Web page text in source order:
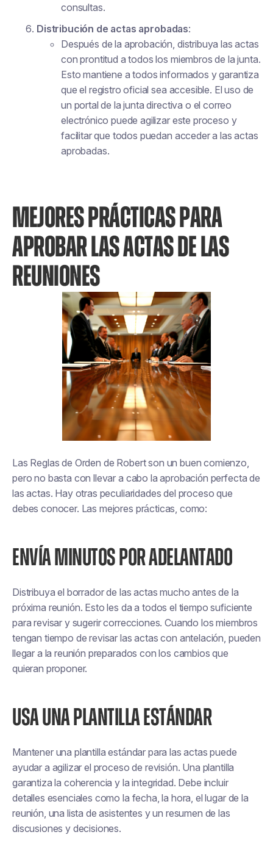
consultas.
Distribución de actas aprobadas:
Después de la aprobación, distribuya las actas
con prontitud a todos los miembros de la junta.
Esto mantiene a todos informados y garantiza
que el registro oficial sea accesible. El uso de
un portal de la junta directiva o el correo
electrónico puede agilizar este proceso y
facilitar que todos puedan acceder a las actas
aprobadas.
MEJORES PRÁCTICAS PARA
APROBAR LAS ACTAS DE LAS
REUNIONES
Las Reglas de Orden de Robert son un buen comienzo,
pero no basta con llevar a cabo la aprobación perfecta de
las actas. Hay otras peculiaridades del proceso que
debes conocer. Las mejores prácticas, como:
ENVÍA MINUTOS POR ADELANTADO
Distribuya el borrador de las actas mucho antes de la
próxima reunión. Esto les da a todos el tiempo suficiente
para revisar y sugerir correcciones. Cuando los miembros
tengan tiempo de revisar las actas con antelación, pueden
llegar a la reunión preparados con los cambios que
quieran proponer.
USA UNA PLANTILLA ESTÁNDAR
Mantener una plantilla estándar para las actas puede
ayudar a agilizar el proceso de revisión. Una plantilla
garantiza la coherencia y la integridad. Debe incluir
detalles esenciales como la fecha, la hora, el lugar de la
reunión, una lista de asistentes y un resumen de las
discusiones y decisiones.